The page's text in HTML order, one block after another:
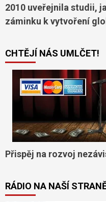
2010 uveřejnila studii,
záminku k vytvoření
CHTĚJÍ NÁS UMLČET!
Přispěj na rozvoj
RÁDIO NA NAŠÍ